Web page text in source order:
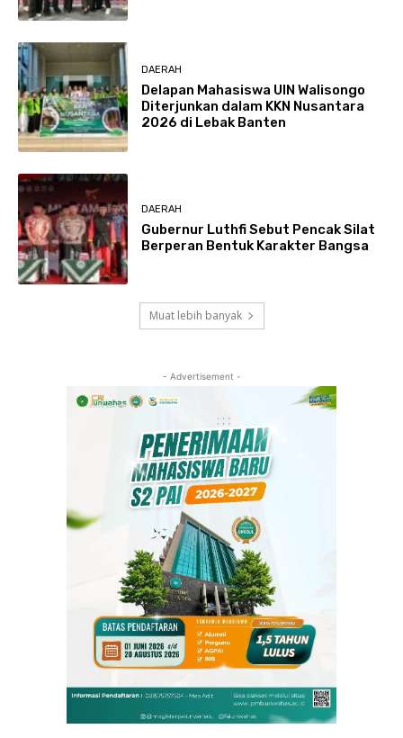
DAERAH
Delapan Mahasiswa UIN Walisongo
Diterjunkan dalam KKN Nusantara
2026 di Lebak Banten
DAERAH
Gubernur Luthfi Sebut Pencak Silat
Berperan Bentuk Karakter Bangsa
Muat lebih banyak
- Advertisement -